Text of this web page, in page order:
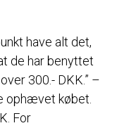
have alt det,
de har benyttet
300.- DKK.” –
ophævet købet.
For